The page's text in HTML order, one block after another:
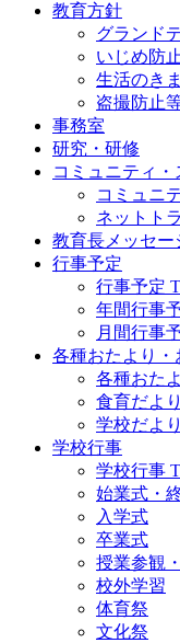
教育方針
グランド
いじめ防
生活のき
盗撮防止
事務室
研究・研修
コミュニティ
コミュニ
ネットト
教育長メッセー
行事予定
行事予定
年間行事
月間行事
各種おたより・
各種おた
食育だよ
学校だより
学校行事
学校行事
始業式・
入学式
卒業式
授業参観
校外学習
体育祭
文化祭